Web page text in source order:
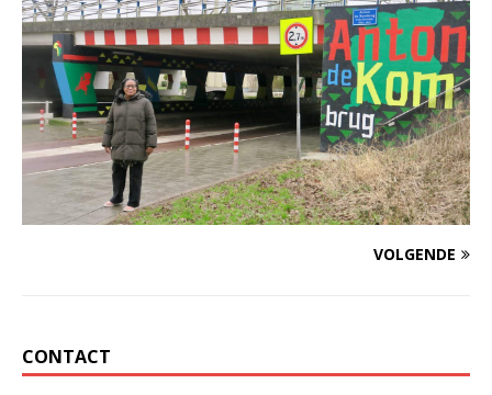
VOLGENDE
CONTACT